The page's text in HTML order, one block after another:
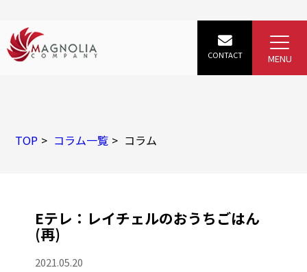
TOP コラム一覧 コラム
Eテレ：レイチェルのおうちごはん
(再)
2021.05.20